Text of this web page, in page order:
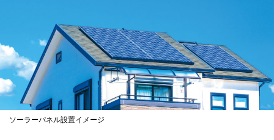
ソーラーパネル設置イメージ